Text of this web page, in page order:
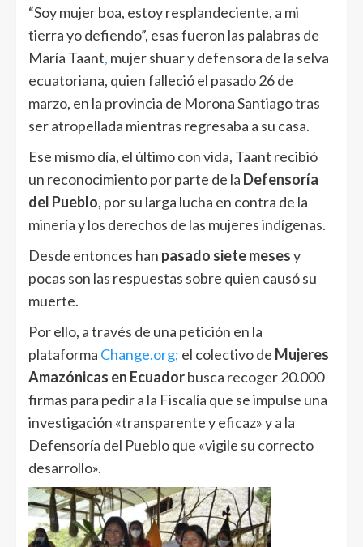
“Soy mujer boa, estoy resplandeciente, a mi
tierra yo defiendo”, esas fueron las palabras de
María Taant, mujer shuar y defensora de la selva
ecuatoriana, quien falleció el pasado 26 de
marzo, en la provincia de Morona Santiago tras
ser atropellada mientras regresaba a su casa.
Ese mismo día, el último con vida, Taant recibió
un reconocimiento por parte de la Defensoría
del Pueblo, por su larga lucha en contra de la
minería y los derechos de las mujeres indígenas.
Desde entonces han pasado siete mesesy
pocas son las respuestas sobre quien causó su
muerte.
Por ello, a través de una petición en la
plataforma Change.org; el colectivo de Mujeres
Amazónicas en Ecuadorbusca recoger 20.000
firmas para pedir a la Fiscalía que se impulse una
investigación «transparente y eficaz» y a la
Defensoría del Pueblo que «vigile su correcto
desarrollo».